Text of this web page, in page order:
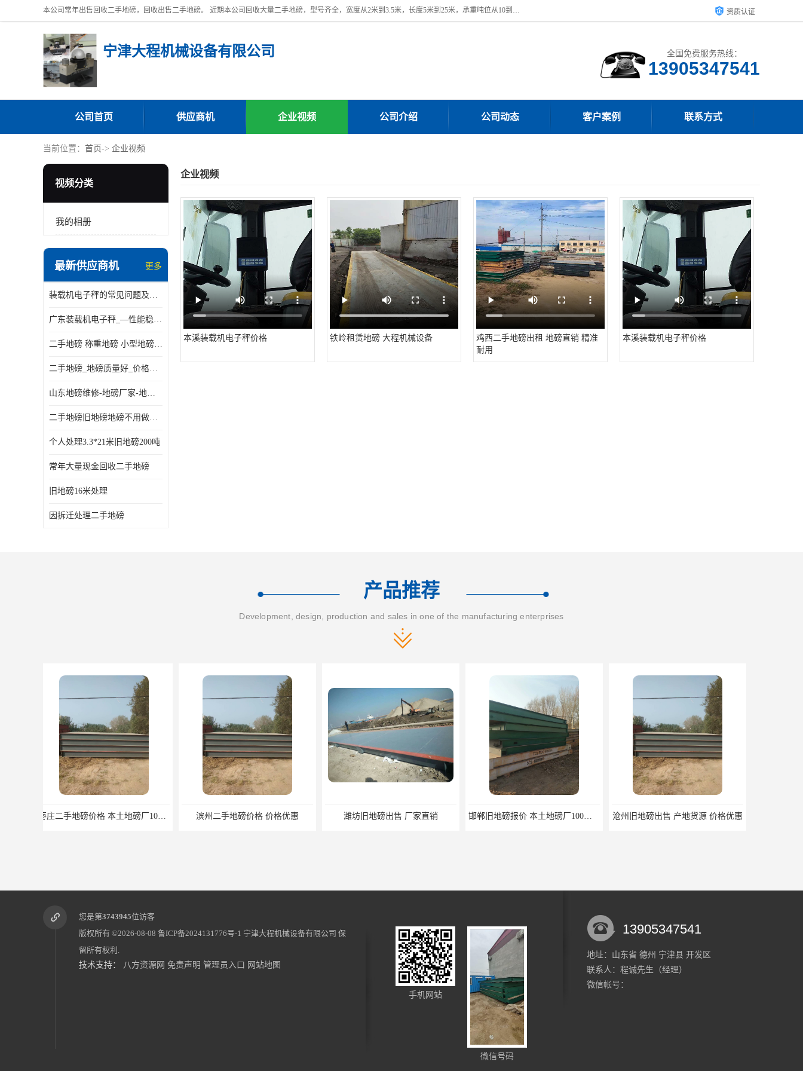
本公司常年出售回收二手地磅，回收出售二手地磅。 近期本公司回收大量二手地磅，型号齐全，宽度从2米到3.5米，长度5米到25米，承重吨位从10到200吨，成色7—9成新。 ? 使用年限6个月至2年，产品来源于个人闲置品，工矿企业停用品，因小换大而来。 精准度和新的一样， 二手地磅是内行人的选择，打个电话就省钱朋友您好等什么 资质认证
宁津大程机械设备有限公司 全国免费服务热线：
13905347541
公司首页 供应商机 企业视频 公司介绍 公司动态 客户案例 联系方式
当前位置： 首页-> 企业视频
视频分类
我的相册
最新供应商机 更多
装载机电子秤的常见问题及解决方法介绍
广东装载机电子秤_—性能稳定—操作简单—品质可靠
二手地磅 称重地磅 小型地磅 一百吨地磅
二手地磅_地磅质量好_价格便宜这里找【地磅行家】
山东地磅维修-地磅厂家-地磅价格-二手地磅
二手地磅旧地磅地磅不用做地基
个人处理3.3*21米旧地磅200吨
常年大量现金回收二手地磅
旧地磅16米处理
因拆迁处理二手地磅
企业视频
本溪装载机电子秤价格 铁岭租赁地磅 大程机械设备
鸡西二手地磅出租 地磅直销 精准
耐用
本溪装载机电子秤价格
产品推荐
Development, design, production and sales in one of the manufacturing enterprises
滨州二手地磅价格 价格优惠 潍坊旧地磅出售 厂家直销 沧州旧地磅出售 产地货源 价格优惠 威海二手地磅价格 厂家直销
北京二手地磅厂家 本土地磅厂100秒报价
您是第3743945位访客
版权所有 ©2026-08-08 鲁ICP备2024131776号-1 宁津大程机械设备有限公司 保
留所有权利.
技术支持： 八方资源网 免责声明 管理员入口 网站地图
手机网站
微信号码
13905347541
地址：山东省 德州 宁津县 开发区
联系人：程诚先生 （经理）
微信帐号：